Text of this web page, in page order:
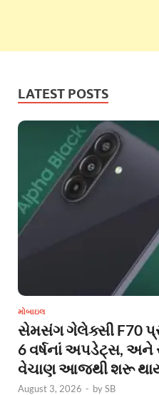
LATEST POSTS
મોબાઇલ
સેમસંગ ગેલેક્સી F70
6 વર્ષનાં અપડેટ્સ, અને
વેચાણ આજથી શરૂ
August 3, 2026 - bySB